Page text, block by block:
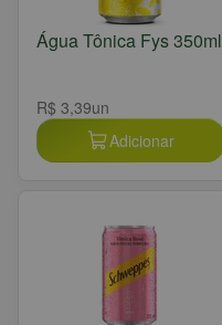
Água Tônica Fys 350ml
R$ 3,39un
Adicionar